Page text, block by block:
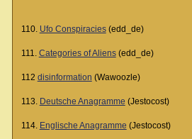
110. Ufo Conspiracies(edd_de)
111. Categories of Aliens(edd_de)
112 disinformation (Wawoozle)
113. Deutsche Anagramme (Jestocost)
114. Englische Anagramme (Jestocost)